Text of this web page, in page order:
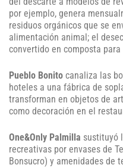
por ejemplo, genera
residuos orgánicos que se
alimentación animal; el
convertido en composta para
Pueblo Bonito canaliza las
hoteles a una fábrica de
transforman en objetos de
como decoración en el
One&Only Palmilla sustituyó
recreativas por envases de
Bonsucro) y amenidades de